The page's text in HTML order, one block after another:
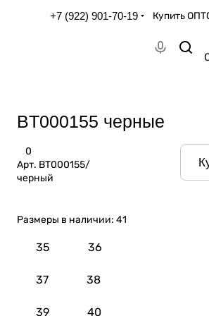
+7 (922) 901-70-19 Купить
BT000155 черные
0
Арт. BT000155/
черный
Размеры в наличии: 41
35 36
37 38
39 40